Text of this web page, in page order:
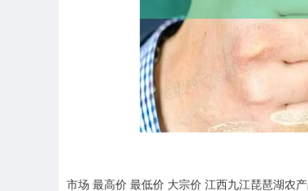
市场 最高价 最低价 大宗价 江西九江琵琶湖农
深证成指 14311.01